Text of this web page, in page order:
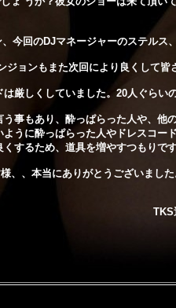
今回のDJマネージャーのステル
ジョンもまた次回により良くして皆
厳しくしていました。20人ぐら
事もあり、酔っぱらった人や、
うに酔っぱらった人やドレスコ
するため、道具を増やすつもりで
、、本当にありがとうございまし
TKS